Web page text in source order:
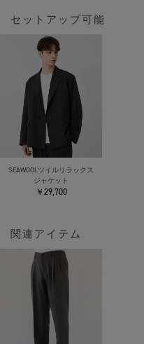
セットアップ可能
SEAWOOLツイルリラックス
ジャケット
￥29,700
関連アイテム